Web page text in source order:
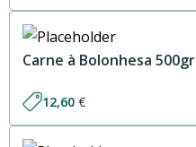
Carne à Bolonhesa 500gr
12,60 €